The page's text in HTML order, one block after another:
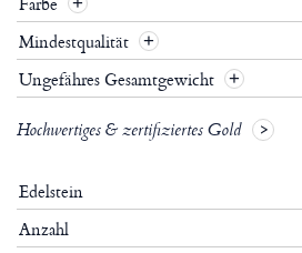
Mindestqualität
Ungefähres Gesamtgewicht
Hochwertiges & zertifiziertes Gold
Edelstein
Anzahl